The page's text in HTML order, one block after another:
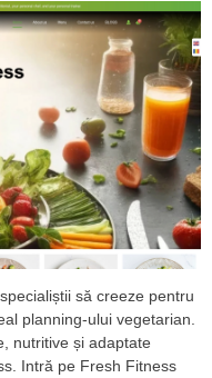
să creeze pentru
planning-ului vegetarian.
nutritive și adaptate
Intră pe Fresh Fitness